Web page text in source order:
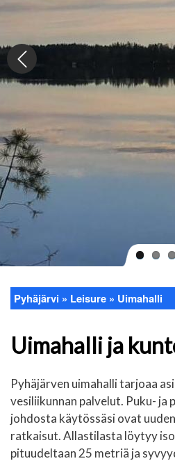
Breadcrumb
Pyhäjärvi Leisure Uimahalli
Uimahalli ja
Pyhäjärven uimahalli tarjoaa
vesiliikunnan palvelut. Puku- ja
johdosta käytössäsi ovat
ratkaisut. Allastilasta löytyy iso
pituudeltaan 25 metriä ja